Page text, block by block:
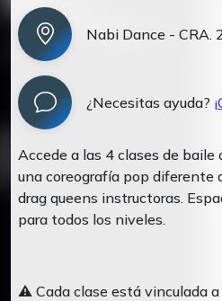
Nabi Dance - CRA.
¿Necesitas ayuda?
Accede a las 4 clases de baile
una coreografía pop diferente
drag queens instructoras.
para todos los niveles.
⚠️ Cada clase está vinculada